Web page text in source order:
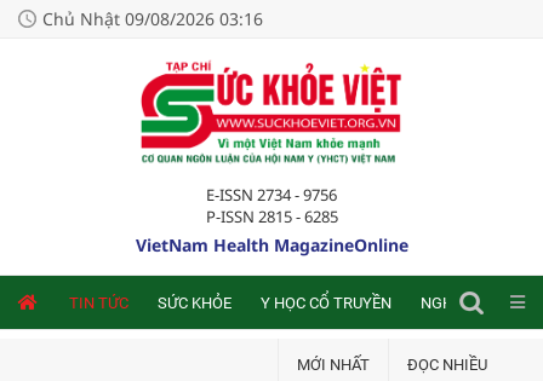
Chủ Nhật 09/08/2026 03:16
E-ISSN 2734 - 9756
P-ISSN 2815 - 6285
VietNam Health MagazineOnline
TIN TỨC SỨC KHỎE Y HỌC CỔ TRUYỀN NGHIÊN CỨU
MỚI NHẤT ĐỌC NHIỀU